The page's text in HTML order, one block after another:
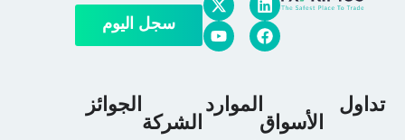
سجل اليوم
تداول
الأسواق
الموارد
الشركة
الجوائز